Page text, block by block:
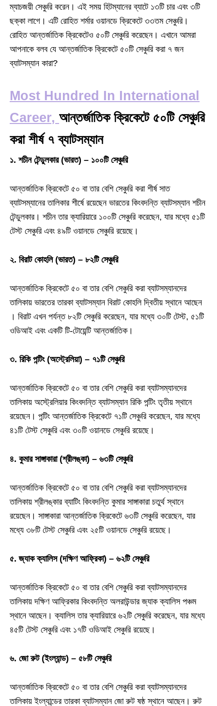
ম্যাচজয়ী সেঞ্চুরি করেন। এই সময় হিটম্যানের ব্যাটে ১৩টি চার এবং ৩টি
ছক্কা লাগে। এটি রোহিত শর্মার ওয়ানডে ক্রিকেটে ৩৩তম সেঞ্চুরি।
রোহিত আন্তর্জাতিক ক্রিকেটেও ৫০টি সেঞ্চুরি করেছেন। এখানে আমরা
আপনাকে বলব যে আন্তর্জাতিক ক্রিকেটে ৫০টি সেঞ্চুরি করা ৭ জন
ব্যাটসম্যান কারা?
Most Hundred In International
Career, আন্তর্জাতিক ক্রিকেটে ৫০টি সেঞ্চুরি
করা শীর্ষ ৭ ব্যাটসম্যান
১. শচীন টেন্ডুলকার (ভারত) – ১০০টি সেঞ্চুরি
আন্তর্জাতিক ক্রিকেটে ৫০ বা তার বেশি সেঞ্চুরি করা শীর্ষ সাত
ব্যাটসম্যানের তালিকার শীর্ষে রয়েছেন ভারতের কিংবদন্তি ব্যাটসম্যান শচীন
টেন্ডুলকার। শচীন তার ক্যারিয়ারে ১০০টি সেঞ্চুরি করেছেন, যার মধ্যে ৫১টি
টেস্ট সেঞ্চুরি এবং ৪৯টি ওয়ানডে সেঞ্চুরি রয়েছে।
২. বিরাট কোহলি (ভারত) – ৮২টি সেঞ্চুরি
আন্তর্জাতিক ক্রিকেটে ৫০ বা তার বেশি সেঞ্চুরি করা ব্যাটসম্যানদের
তালিকায় ভারতের তারকা ব্যাটসম্যান বিরাট কোহলি দ্বিতীয় স্থানে আছেন
। বিরাট এখন পর্যন্ত ৮২টি সেঞ্চুরি করেছেন, যার মধ্যে ৩০টি টেস্ট, ৫১টি
ওডিআই এবং একটি টি-টোয়েন্টি আন্তর্জাতিক।
৩. রিকি পন্টিং (অস্ট্রেলিয়া) – ৭১টি সেঞ্চুরি
আন্তর্জাতিক ক্রিকেটে ৫০ বা তার বেশি সেঞ্চুরি করা ব্যাটসম্যানদের
তালিকায় অস্ট্রেলিয়ার কিংবদন্তি ব্যাটসম্যান রিকি পন্টিং তৃতীয় স্থানে
রয়েছেন। পন্টিং আন্তর্জাতিক ক্রিকেটে ৭১টি সেঞ্চুরি করেছেন, যার মধ্যে
৪১টি টেস্ট সেঞ্চুরি এবং ৩০টি ওয়ানডে সেঞ্চুরি রয়েছে।
৪. কুমার সাঙ্গাকারা (শ্রীলঙ্কা) – ৬৩টি সেঞ্চুরি
আন্তর্জাতিক ক্রিকেটে ৫০ বা তার বেশি সেঞ্চুরি করা ব্যাটসম্যানদের
তালিকায় শ্রীলঙ্কার ব্যাটিং কিংবদন্তি কুমার সাঙ্গাকারা চতুর্থ স্থানে
রয়েছেন। সাঙ্গাকারা আন্তর্জাতিক ক্রিকেটে ৬৩টি সেঞ্চুরি করেছেন, যার
মধ্যে ৩৮টি টেস্ট সেঞ্চুরি এবং ২৫টি ওয়ানডে সেঞ্চুরি রয়েছে।
৫. জ্যাক ক্যালিস (দক্ষিণ আফ্রিকা) – ৬২টি সেঞ্চুরি
আন্তর্জাতিক ক্রিকেটে ৫০ বা তার বেশি সেঞ্চুরি করা ব্যাটসম্যানদের
তালিকায় দক্ষিণ আফ্রিকার কিংবদন্তি অলরাউন্ডার জ্যাক ক্যালিস পঞ্চম
স্থানে আছেন। ক্যালিস তার ক্যারিয়ারে ৬২টি সেঞ্চুরি করেছেন, যার মধ্যে
৪৫টি টেস্ট সেঞ্চুরি এবং ১৭টি ওডিআই সেঞ্চুরি রয়েছে।
৬. জো রুট (ইংল্যান্ড) – ৫৮টি সেঞ্চুরি
আন্তর্জাতিক ক্রিকেটে ৫০ বা তার বেশি সেঞ্চুরি করা ব্যাটসম্যানদের
তালিকায় ইংল্যান্ডের তারকা ব্যাটসম্যান জো রুট ষষ্ঠ স্থানে আছেন। রুট